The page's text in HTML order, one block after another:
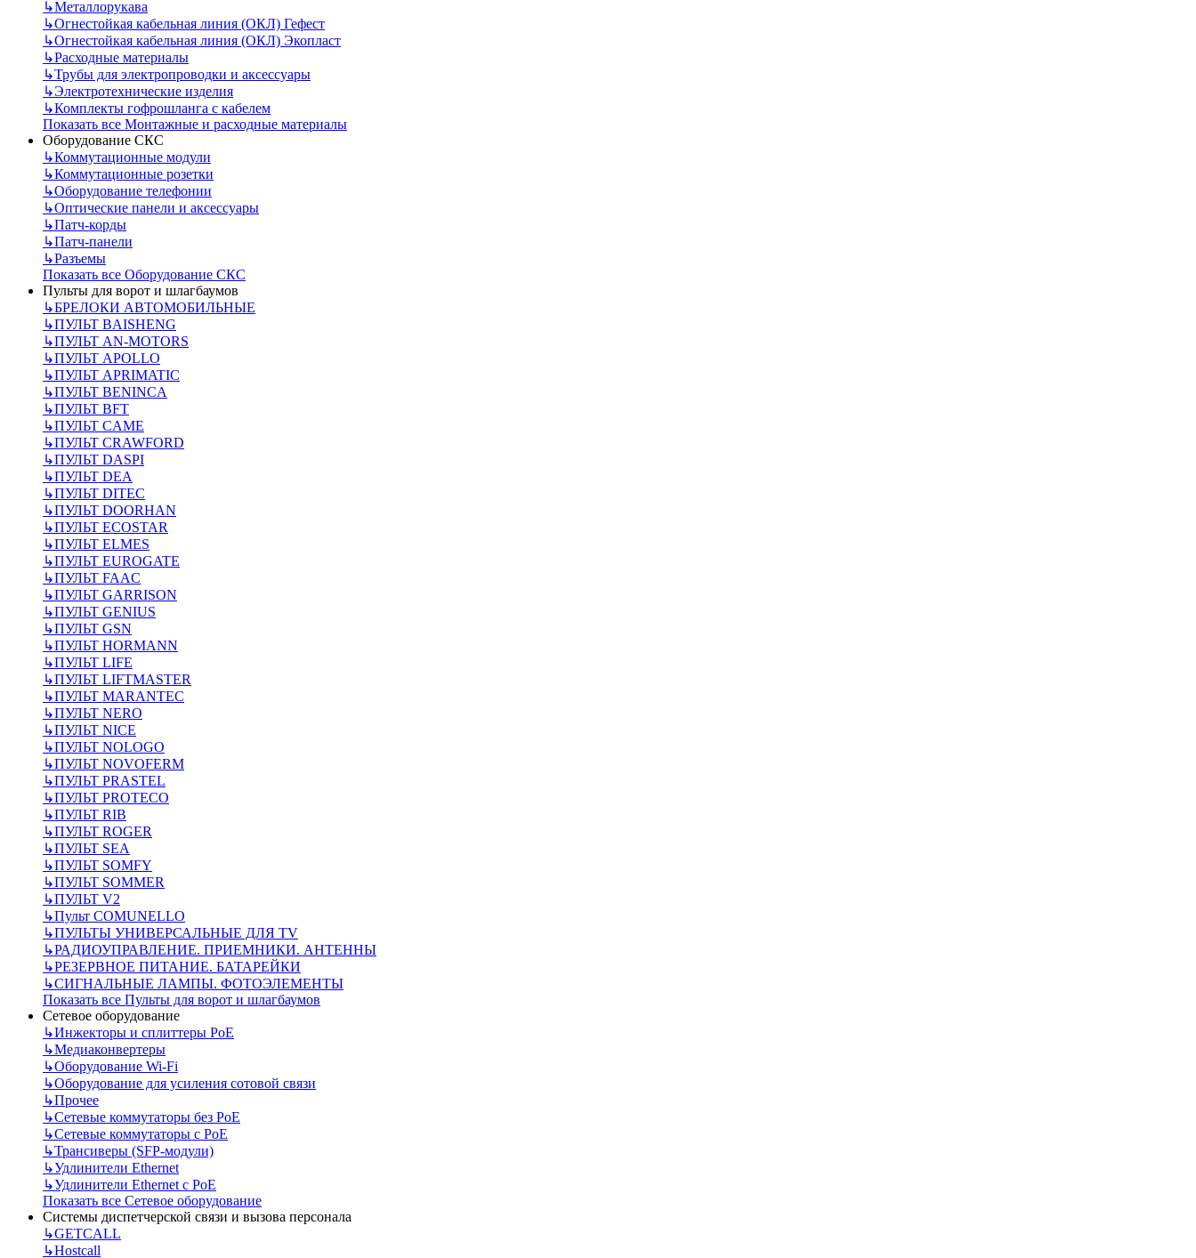
↳Металлорукава
↳Огнестойкая кабельная линия (ОКЛ) Гефест
↳Огнестойкая кабельная линия (ОКЛ) Экопласт
↳Расходные материалы
↳Трубы для электропроводки и аксессуары
↳Электротехнические изделия
↳Комплекты гофрошланга с кабелем
Показать все Монтажные и расходные материалы
Оборудование СКС
↳Коммутационные модули
↳Коммутационные розетки
↳Оборудование телефонии
↳Оптические панели и аксессуары
↳Патч-корды
↳Патч-панели
↳Разъемы
Показать все Оборудование СКС
Пульты для ворот и шлагбаумов
↳БРЕЛОКИ АВТОМОБИЛЬНЫЕ
↳ПУЛЬТ BAISHENG
↳ПУЛЬТ AN-MOTORS
↳ПУЛЬТ APOLLO
↳ПУЛЬТ APRIMATIC
↳ПУЛЬТ BENINCA
↳ПУЛЬТ BFT
↳ПУЛЬТ CAME
↳ПУЛЬТ CRAWFORD
↳ПУЛЬТ DASPI
↳ПУЛЬТ DEA
↳ПУЛЬТ DITEC
↳ПУЛЬТ DOORHAN
↳ПУЛЬТ ECOSTAR
↳ПУЛЬТ ELMES
↳ПУЛЬТ EUROGATE
↳ПУЛЬТ FAAC
↳ПУЛЬТ GARRISON
↳ПУЛЬТ GENIUS
↳ПУЛЬТ GSN
↳ПУЛЬТ HORMANN
↳ПУЛЬТ LIFE
↳ПУЛЬТ LIFTMASTER
↳ПУЛЬТ MARANTEC
↳ПУЛЬТ NERO
↳ПУЛЬТ NICE
↳ПУЛЬТ NOLOGO
↳ПУЛЬТ NOVOFERM
↳ПУЛЬТ PRASTEL
↳ПУЛЬТ PROTECO
↳ПУЛЬТ RIB
↳ПУЛЬТ ROGER
↳ПУЛЬТ SEA
↳ПУЛЬТ SOMFY
↳ПУЛЬТ SOMMER
↳ПУЛЬТ V2
↳Пульт СOMUNELLO
↳ПУЛЬТЫ УНИВЕРСАЛЬНЫЕ ДЛЯ TV
↳РАДИОУПРАВЛЕНИЕ. ПРИЕМНИКИ. АНТЕННЫ
↳РЕЗЕРВНОЕ ПИТАНИЕ. БАТАРЕЙКИ
↳СИГНАЛЬНЫЕ ЛАМПЫ. ФОТОЭЛЕМЕНТЫ
Показать все Пульты для ворот и шлагбаумов
Сетевое оборудование
↳Инжекторы и сплиттеры РоЕ
↳Медиаконвертеры
↳Оборудование Wi-Fi
↳Оборудование для усиления сотовой связи
↳Прочее
↳Сетевые коммутаторы без РоЕ
↳Сетевые коммутаторы с РоЕ
↳Трансиверы (SFP-модули)
↳Удлинители Ethernet
↳Удлинители Ethernet с PoE
Показать все Сетевое оборудование
Системы диспетчерской связи и вызова персонала
↳GETCALL
↳Hostcall